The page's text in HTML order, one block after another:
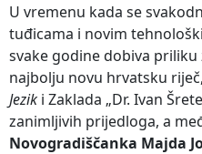
U vremenu kada se
tuđicama i novim
svake godine dobiva priliku
najbolju novu hrvatsku
Jezik i Zaklada „Dr. Ivan
zanimljivih prijedloga, a
Novogradiščanka Majda